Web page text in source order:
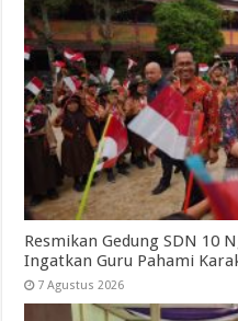
Resmikan Gedung SDN 10
Ingatkan Guru Pahami
7 Agustus 2026